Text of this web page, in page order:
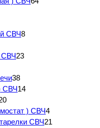
СВЧ8
СВЧ23
38
СВЧ14
) СВЧ4
СВЧ21